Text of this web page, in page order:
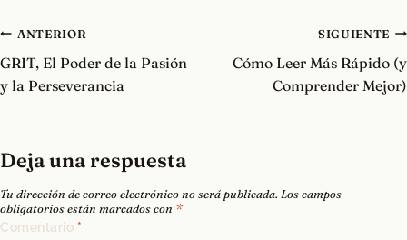
Navegación
de
entradas
ANTERIOR
GRIT, El Poder de la Pasión
y la Perseverancia
SIGUIENTE
Cómo Leer Más Rápido (y
Comprender Mejor)
Deja una respuesta
Tu dirección de correo electrónico no será publicada. Los campos
obligatorios están marcados con *
Comentario *